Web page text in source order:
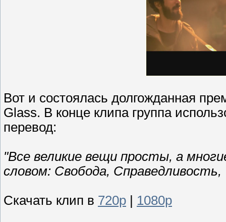
Вот и состоялась долгожданная
Glass. В конце клипа группа
перевод:
"Все великие вещи просты, а
словом: Свобода,
Скачать клип в 720р 1080p